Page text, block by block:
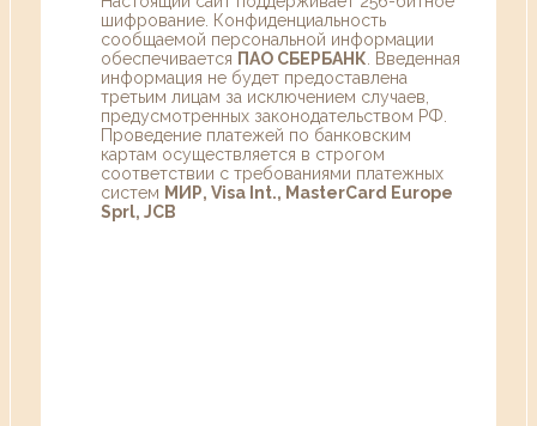
шифрование. Конфиденциальность
сообщаемой персональной информации
обеспечивается ПАО СБЕРБАНК . Введенная
информация не будет предоставлена
третьим лицам за исключением случаев,
предусмотренных законодательством РФ.
Проведение платежей по банковским
картам осуществляется в строгом
соответствии с требованиями платежных
систем МИР, Visa Int., MasterCard Europe
Sprl, JCB